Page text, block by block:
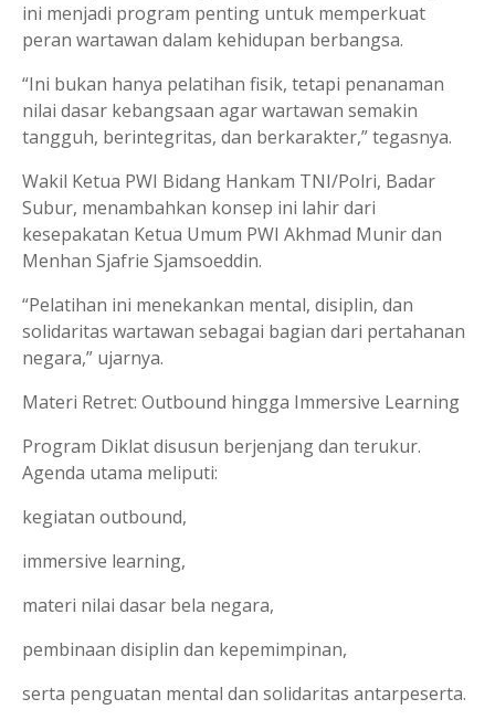
ini menjadi program penting untuk memperkuat
peran wartawan dalam kehidupan berbangsa.
“Ini bukan hanya pelatihan fisik, tetapi penanaman
nilai dasar kebangsaan agar wartawan semakin
tangguh, berintegritas, dan berkarakter,” tegasnya.
Wakil Ketua PWI Bidang Hankam TNI/Polri, Badar
Subur, menambahkan konsep ini lahir dari
kesepakatan Ketua Umum PWI Akhmad Munir dan
Menhan Sjafrie Sjamsoeddin.
“Pelatihan ini menekankan mental, disiplin, dan
solidaritas wartawan sebagai bagian dari pertahanan
negara,” ujarnya.
Materi Retret: Outbound hingga Immersive Learning
Program Diklat disusun berjenjang dan terukur.
Agenda utama meliputi:
kegiatan outbound,
immersive learning,
materi nilai dasar bela negara,
pembinaan disiplin dan kepemimpinan,
serta penguatan mental dan solidaritas antarpeserta.